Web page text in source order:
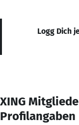
Logg Dich
XING
Profilangaben